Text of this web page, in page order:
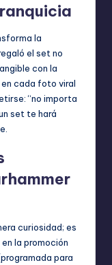
la
el set no
con la
cada foto viral
“no importa
set te hará
curiosidad; es
la promoción
para